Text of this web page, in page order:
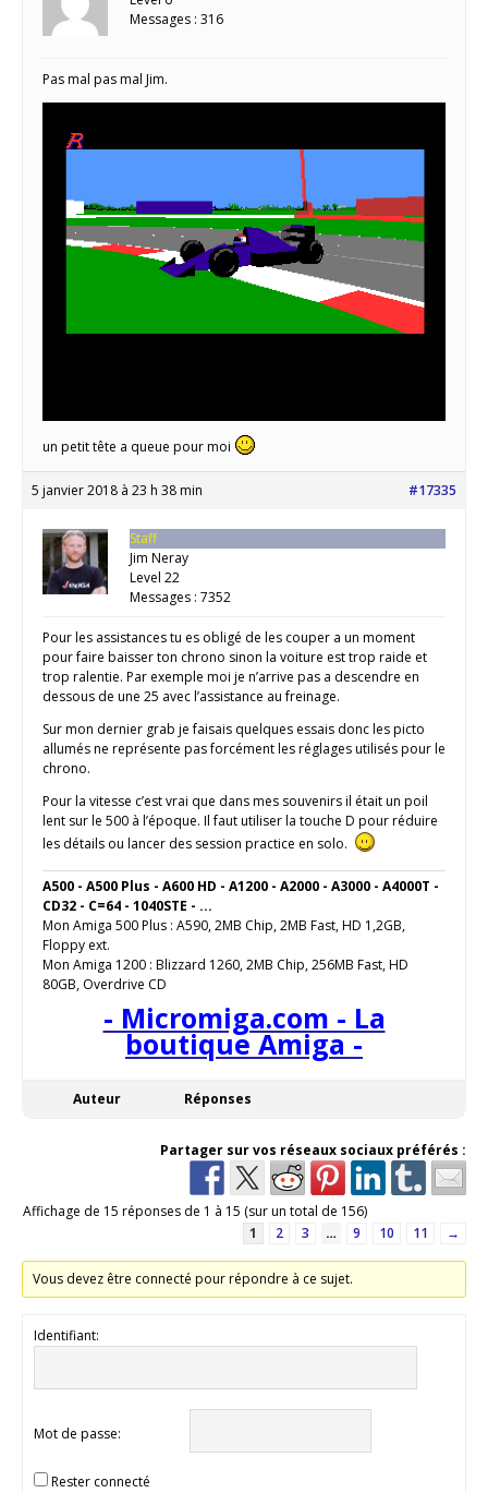
Messages : 316
Pas mal pas mal Jim.
un petit tête a queue pour moi
5 janvier 2018 à 23 h 38 min #17335
Staff
Jim Neray
Level 22
Messages : 7352
Pour les assistances tu es obligé de les couper a un moment
pour faire baisser ton chrono sinon la voiture est trop raide et
trop ralentie. Par exemple moi je n’arrive pas a descendre en
dessous de une 25 avec l’assistance au freinage.
Sur mon dernier grab je faisais quelques essais donc les picto
allumés ne représente pas forcément les réglages utilisés pour le
chrono.
Pour la vitesse c’est vrai que dans mes souvenirs il était un poil
lent sur le 500 à l’époque. Il faut utiliser la touche D pour réduire
les détails ou lancer des session practice en solo.
A500 - A500 Plus - A600 HD - A1200 - A2000 - A3000 - A4000T -
CD32 - C=64 - 1040STE - ...
Mon Amiga 500 Plus : A590, 2MB Chip, 2MB Fast, HD 1,2GB,
Floppy ext.
Mon Amiga 1200 : Blizzard 1260, 2MB Chip, 256MB Fast, HD
80GB, Overdrive CD
- Micromiga.com - La
boutique Amiga -
Auteur Réponses
Partager sur vos réseaux sociaux préférés :
Affichage de 15 réponses de 1 à 15 (sur un total de 156)
1
2 3 … 9 10 11 →
Vous devez être connecté pour répondre à ce sujet.
Identifiant:
Mot de passe:
Rester connecté